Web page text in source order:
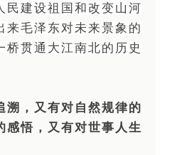
民建设祖国和改变山河
来毛泽东对未来景象的
桥贯通大江南北的历史
溯，又有对自然规律的
感悟，又有对世事人生